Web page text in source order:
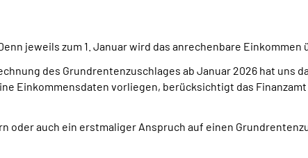
jeweils zum 1. Januar wird das anrechenbare Einkommen
des Grundrentenzuschlages ab Januar 2026 hat uns
Einkommensdaten vorliegen, berücksichtigt das Finanzamt
oder auch ein erstmaliger Anspruch auf einen